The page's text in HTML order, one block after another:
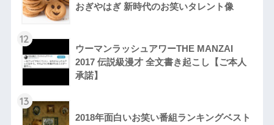
おぎやはぎ 新時代のお笑いタレント像
12
ウーマンラッシュアワーTHE MANZAI
2017 伝説級漫才 全文書き起こし【ご本人
承諾】
13
2018年面白いお笑い番組ランキングベスト